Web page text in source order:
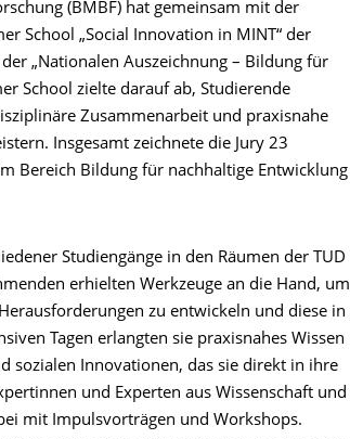
(BMBF) hat gemeinsam mit der
School „Social Innovation in MINT“ der
„Nationalen Auszeichnung – Bildung für
School zielte darauf ab, Studierende
Zusammenarbeit und praxisnahe
Insgesamt zeichnete die Jury 23
Bereich Bildung für nachhaltige Entwicklung
Studiengänge in den Räumen der TUD
erhielten Werkzeuge an die Hand, um
zu entwickeln und diese in
Tagen erlangten sie praxisnahes Wissen
sozialen Innovationen, das sie direkt in ihre
und Experten aus Wissenschaft und
mit Impulsvorträgen und Workshops.